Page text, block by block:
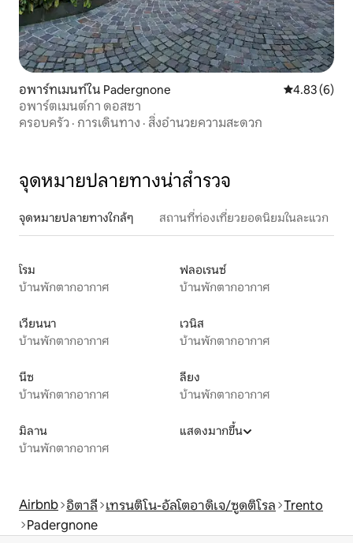
อพาร์ทเมนท์ใน Padergnone คะแนนเฉลี่ย
4.83 (6)
อพาร์ตเมนต์กา ดอสซา
ครอบครัว · การเดินทาง · สิ่งอำนวยความสะดวก
จุดหมายปลายทางน่าสำรวจ
จุดหมายปลายทางใกล้ๆ สถานที่ท่องเที่ยวยอดนิยมในละแวก
โรม
บ้านพักตากอากาศ
ฟลอเรนซ์
บ้านพักตากอากาศ
เวียนนา
บ้านพักตากอากาศ
เวนิส
บ้านพักตากอากาศ
นีซ
บ้านพักตากอากาศ
ลียง
บ้านพักตากอากาศ
มิลาน
บ้านพักตากอากาศ
แสดงมากขึ้น
Airbnb อิตาลี เทรนติโน-อัลโตอาดิเจ/ซูดติโรล Trento
Padergnone